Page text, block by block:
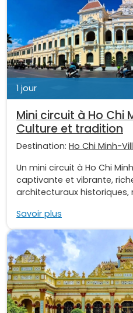
1 jour
Mini circuit à Ho Chi
Culture et tradition
Destination: Ho Chi Minh-
Un mini circuit à Ho Chi
captivante et vibrante,
architecturaux historiques,
Savoir plus